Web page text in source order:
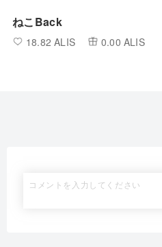
ねこBack
18.82 ALIS 0.00 ALIS